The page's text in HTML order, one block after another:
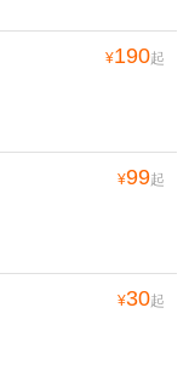
¥190起
¥99起
¥30起